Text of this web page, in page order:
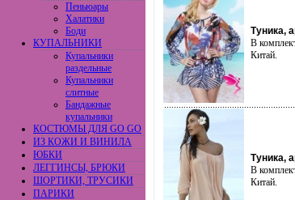
Пеньюары
Халатики
Боди
КУПАЛЬНИКИ
Купальники
раздельные
Купальники
слитные
Бандажные
купальники
КОСТЮМЫ ДЛЯ GO GO
ИЗ КОЖИ И ВИНИЛА
ЮБКИ
ЛЕГГИНСЫ, БРЮКИ
ШОРТИКИ, ТРУСИКИ
ПАРИКИ
Туника,
В
Китай.
Туника,
В
Китай.